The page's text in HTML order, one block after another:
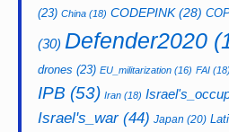
(23) China (18) CODEPINK(28)
(30) Defender2020
drones (23) EU_militarization (16) FAI (18)
IPB (53) Iran (18)
Israel's_war(44) Japan (20)